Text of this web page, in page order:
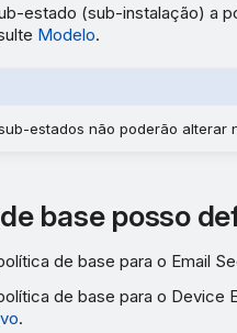
estado (sub-instalação) a
Modelo.
estados não poderão alterar
base posso
de base para o Email
de base para o Device
.